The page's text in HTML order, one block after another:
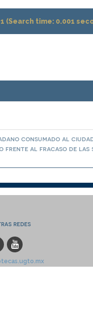
(Search time: 0.001
consumado al
frente al fracaso de las
redes